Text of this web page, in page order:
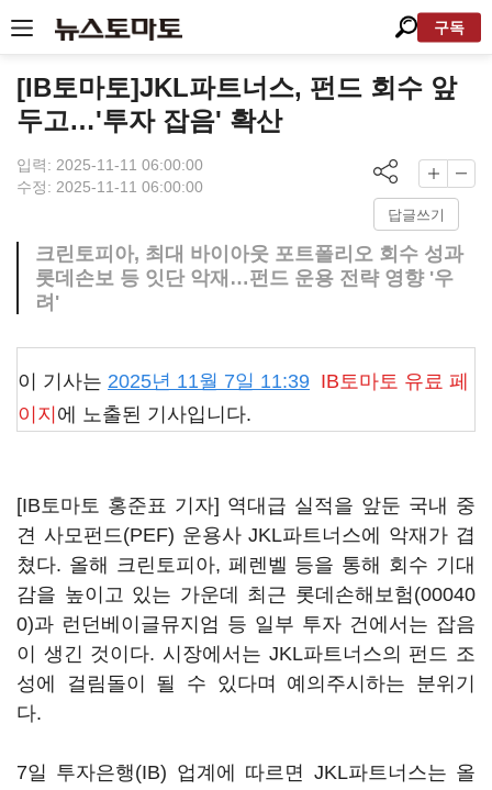
구독
[IB토마토]JKL파트너스, 펀드 회수 앞
두고…'투자 잡음' 확산
입력: 2025-11-11 06:00:00
수정: 2025-11-11 06:00:00
답글쓰기
크린토피아, 최대 바이아웃 포트폴리오 회수 성과
롯데손보 등 잇단 악재…펀드 운용 전략 영향 '우
려'
이 기사는 2025년 11월 7일 11:39 IB토마토 유료 페
이지 에 노출된 기사입니다.
[IB토마토 홍준표 기자] 역대급 실적을 앞둔 국내 중
견 사모펀드(PEF) 운용사 JKL파트너스에 악재가 겹
쳤다. 올해 크린토피아, 페렌벨 등을 통해 회수 기대
감을 높이고 있는 가운데 최근 롯데손해보험(00040
0)과 런던베이글뮤지엄 등 일부 투자 건에서는 잡음
이 생긴 것이다. 시장에서는 JKL파트너스의 펀드 조
성에 걸림돌이 될 수 있다며 예의주시하는 분위기
다.
7일 투자은행(IB) 업계에 따르면 JKL파트너스는 올